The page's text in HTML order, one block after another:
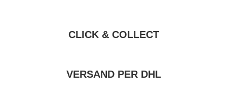
CLICK & COLLECT
VERSAND PER DHL